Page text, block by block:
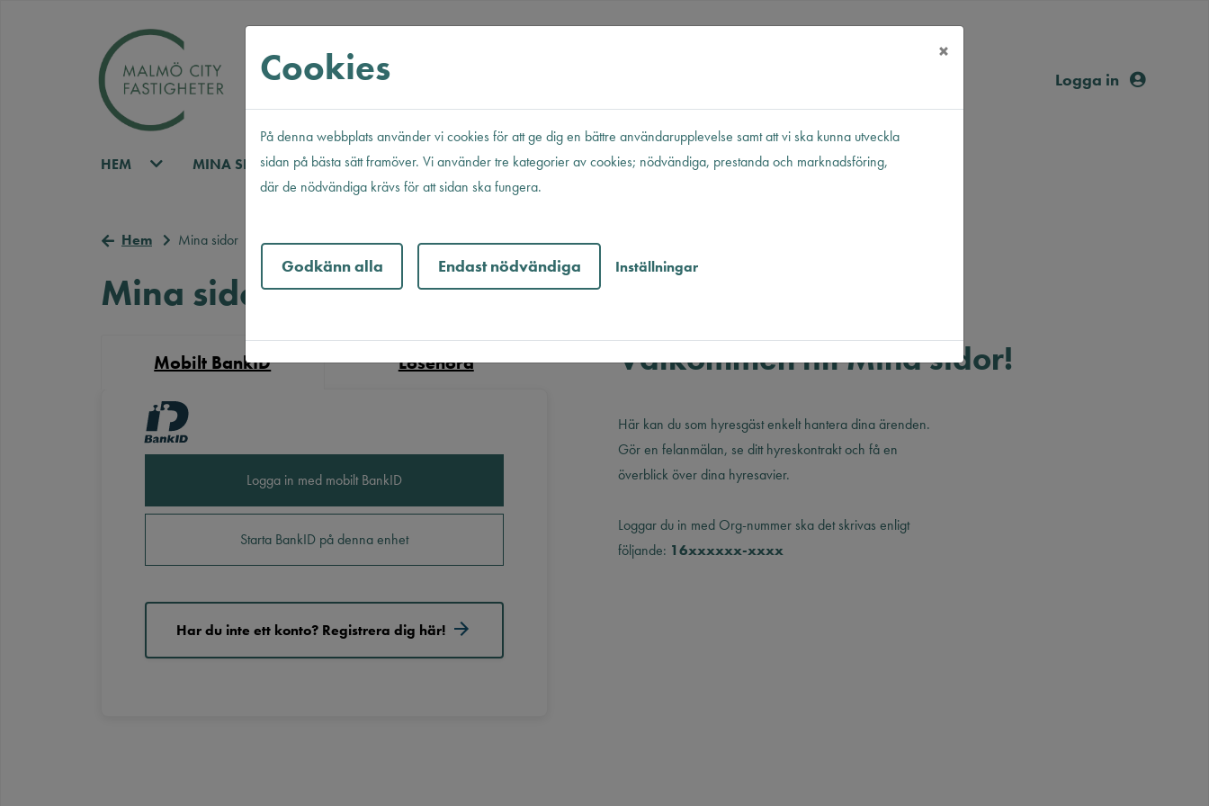
Logga in
HEM MINA SIDOR LEDIGT JUST NU
Hem Mina sidor
Mina sidor
Mobilt BankID Lösenord
Starta BankID på denna enhet
Logga in med mobilt BankID
Har du inte ett konto? Registrera dig här!
Välkommen till Mina sidor!
Här kan du som hyresgäst enkelt hantera dina ärenden.
Gör en felanmälan, se ditt hyreskontrakt och få en
överblick över dina hyresavier.
Loggar du in med Org-nummer ska det skrivas enligt
följande: 16xxxxxx-xxxx
Cookies ×
På denna webbplats använder vi cookies för att ge dig en bättre användarupplevelse samt att vi ska kunna utveckla
sidan på bästa sätt framöver. Vi använder tre kategorier av cookies; nödvändiga, prestanda och marknadsföring,
där de nödvändiga krävs för att sidan ska fungera.
Godkänn alla Endast nödvändiga Inställningar